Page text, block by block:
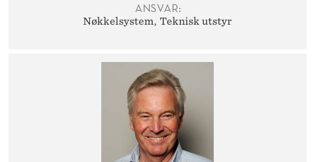
ANSVAR:
Nøkkelsystem Teknisk utstyr